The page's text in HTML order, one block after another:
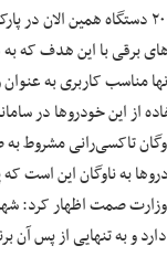
وی ادامه داد: ۲۰۰۰ دستگاه
برقی با این هدف که
مناسب کاربری به
از این خودروها در
تاکسی‌رانی
به ناوگان این است
صمت اظهار کرد:
و به تنهایی از پس آن